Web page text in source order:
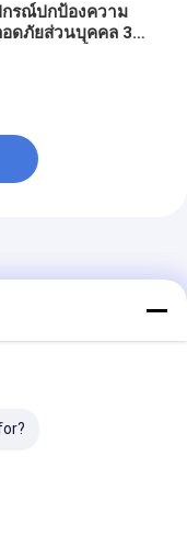
รณ์ปกป้องความ
ดภัยส่วนบุคคล 3